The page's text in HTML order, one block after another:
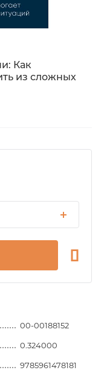
Как
из сложных
00-00188152
0.324000
9785961478181